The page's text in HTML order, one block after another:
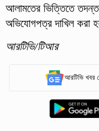
আলামতের ভিত্তিতে
অভিযোগপত্র দাখিল করা
আরটিভি/টিআর
আরটিভি খবর